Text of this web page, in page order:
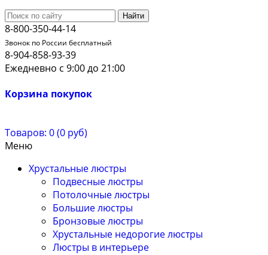
Найти
8-800-350-44-14
Звонок по России бесплатный
8-904-858-93-39
Ежедневно с 9:00 до 21:00
Корзина покупок
Товаров: 0 (0 руб)
Меню
Хрустальные люстры
Подвесные люстры
Потолочные люстры
Большие люстры
Бронзовые люстры
Хрустальные недорогие люстры
Люстры в интерьере